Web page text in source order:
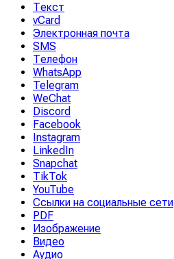
Текст
vCard
Электронная почта
SMS
Телефон
WhatsApp
Telegram
WeChat
Discord
Facebook
Instagram
LinkedIn
Snapchat
TikTok
YouTube
Ссылки на социальные сети
PDF
Изображение
Видео
Аудио